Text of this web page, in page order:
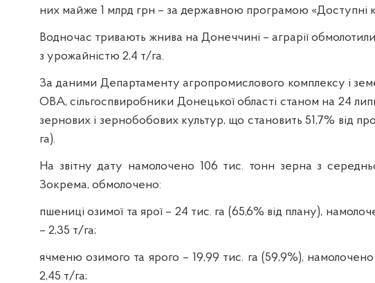
них майже 1 млрд грн – за державною програмою «Доступні
Водночас тривають жнива на Донеччині – аграрії
з урожайністю 2,4 т/га.
За даними Департаменту агропромислового комплексу і
ОВА, сільгоспвиробники Донецької області станом на 24
зернових і зернобобових культур, що становить 51,7% від
га).
На звітну дату намолочено 106 тис. тонн зерна з
Зокрема, обмолочено:
пшениці озимої та ярої – 24 тис. га (65,6% від плану),
– 2,35 т/га;
ячменю озимого та ярого – 19,99 тис. га (59,9%),
2,45 т/га;